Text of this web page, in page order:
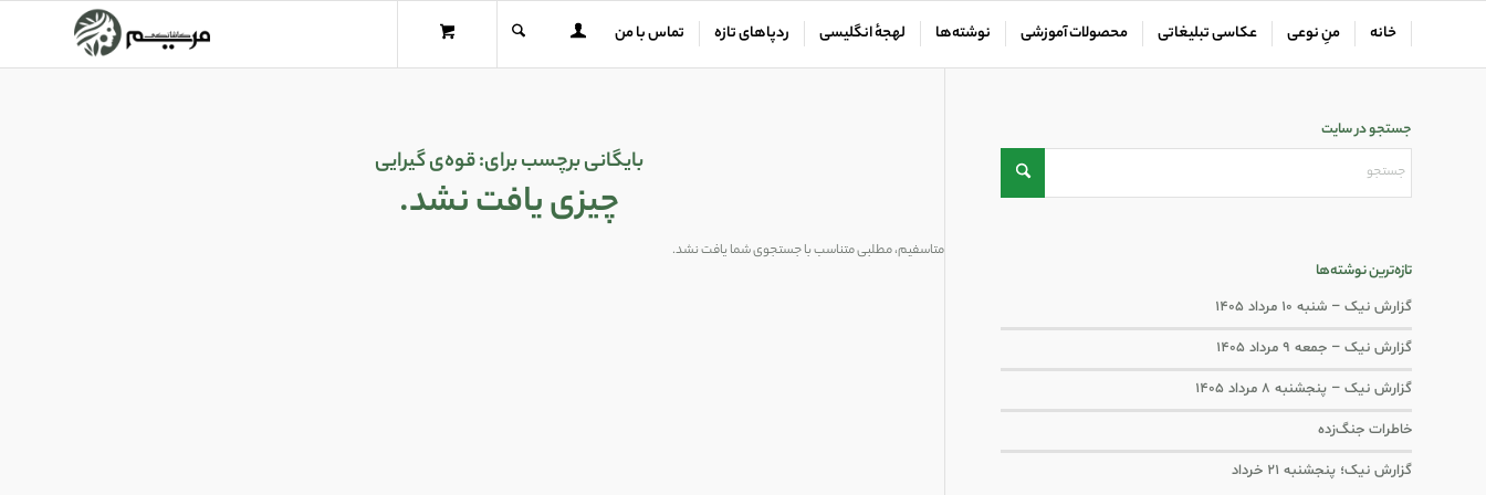
خانه منِ نوعی عکاسی تبلیغاتی محصولات آموزشی نوشته‌ها لهجهٔ انگلیسی ردپاهای تازه تماس با من
بایگانی برچسب برای:قوه‌ی گیرایی
چیزی یافت نشد.
متاسفیم، مطلبی متناسب با جستجوی شما یافت نشد.
جستجو در سایت
تازه‌ترین نوشته‌ها
گزارش نیک – شنبه ۱۰ مرداد ۱۴۰۵
گزارش نیک – جمعه ۹ مرداد ۱۴۰۵
گزارش نیک – پنجشنبه ۸ مرداد ۱۴۰۵
خاطرات جنگ‌‌زده
گزارش نیک؛ پنجشنبه ۲۱ خرداد